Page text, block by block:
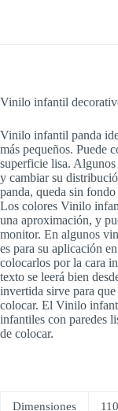
Vinilo infantil
Vinilo infantil panda
más pequeños. Puede
superficie lisa.
y cambiar su
panda, queda sin
Los colores Vinilo
una aproximación, y
monitor. En algunos
es para su aplicación
colocarlos por la cara
texto se leerá bien
invertida sirve para
colocar. El Vinilo
infantiles con paredes
de colocar.
Dimensiones